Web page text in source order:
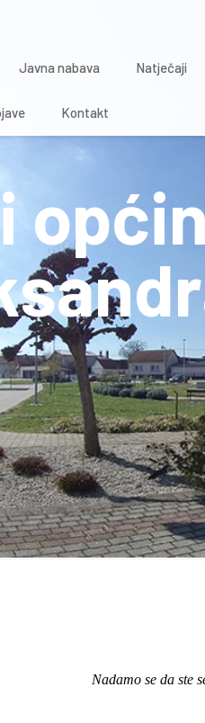
Javna nabava Natječaji
Kontakt
Nadamo se da ste